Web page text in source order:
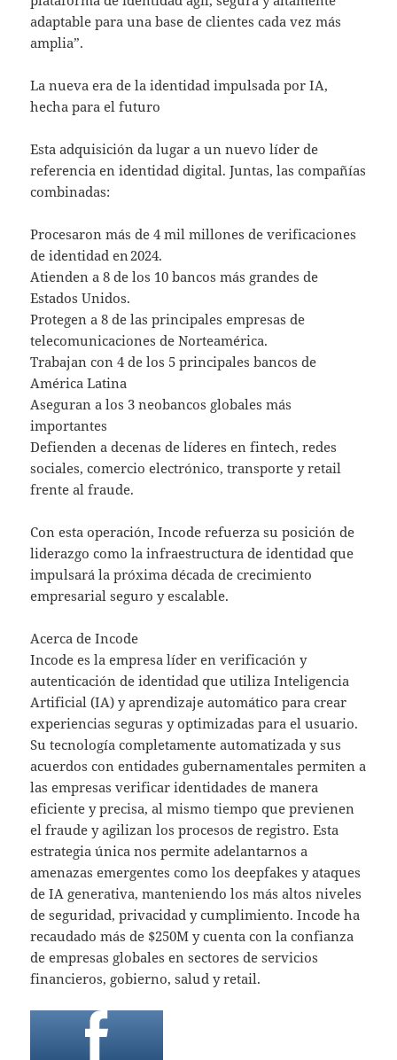
adaptable para una base de clientes cada vez más
amplia”.
La nueva era de la identidad impulsada por IA,
hecha para el futuro
Esta adquisición da lugar a un nuevo líder de
referencia en identidad digital. Juntas, las compañías
combinadas:
Procesaron más de 4 mil millones de verificaciones
de identidad en 2024.
Atienden a 8 de los 10 bancos más grandes de
Estados Unidos.
Protegen a 8 de las principales empresas de
telecomunicaciones de Norteamérica.
Trabajan con 4 de los 5 principales bancos de
América Latina
Aseguran a los 3 neobancos globales más
importantes
Defienden a decenas de líderes en fintech, redes
sociales, comercio electrónico, transporte y retail
frente al fraude.
Con esta operación, Incode refuerza su posición de
liderazgo como la infraestructura de identidad que
impulsará la próxima década de crecimiento
empresarial seguro y escalable.
Acerca de Incode
Incode es la empresa líder en verificación y
autenticación de identidad que utiliza Inteligencia
Artificial (IA) y aprendizaje automático para crear
experiencias seguras y optimizadas para el usuario.
Su tecnología completamente automatizada y sus
acuerdos con entidades gubernamentales permiten a
las empresas verificar identidades de manera
eficiente y precisa, al mismo tiempo que previenen
el fraude y agilizan los procesos de registro. Esta
estrategia única nos permite adelantarnos a
amenazas emergentes como los deepfakes y ataques
de IA generativa, manteniendo los más altos niveles
de seguridad, privacidad y cumplimiento. Incode ha
recaudado más de $250M y cuenta con la confianza
de empresas globales en sectores de servicios
financieros, gobierno, salud y retail.